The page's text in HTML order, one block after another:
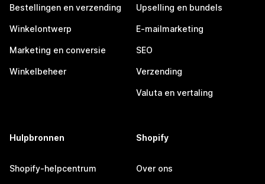
Bestellingen en verzending
Winkelontwerp
Marketing en conversie
Winkelbeheer
Upselling en bundels
E-mailmarketing
SEO
Verzending
Valuta en vertaling
Hulpbronnen
Shopify-helpcentrum
Shopify
Over ons